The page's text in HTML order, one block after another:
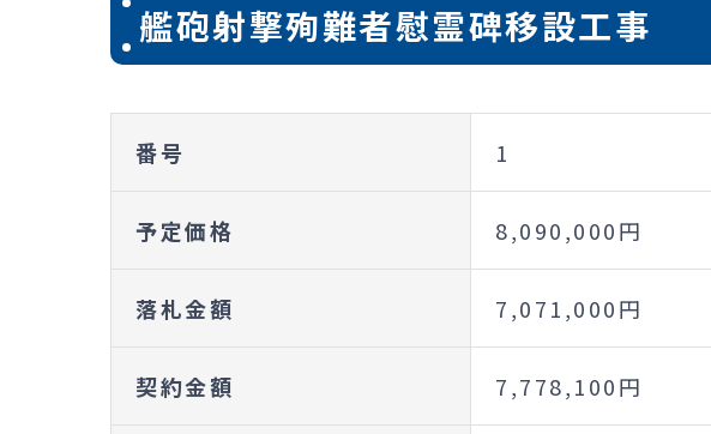
艦砲射撃殉難者慰霊碑移設工事
番号 1
予定価格 8,090,000円
落札金額 7,071,000円
契約金額 7,778,100円